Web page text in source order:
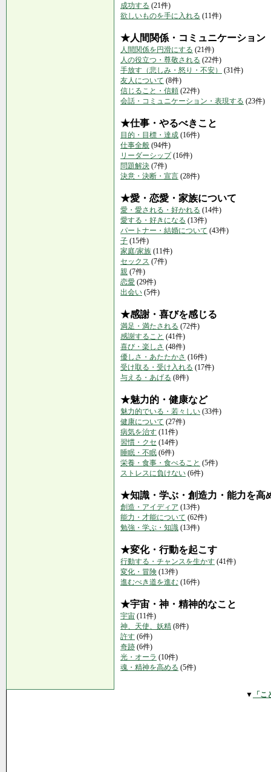
成功する (21件)
欲しいものを手に入れる (11件)
★人間関係・コミュニケーション
人間関係を円滑にする (21件)
人の役立つ・尊敬される (22件)
手放す（悲しみ・怒り・不安）
(31件)
友人について (8件)
信じること・信頼 (22件)
会話・コミュニケーション・表現する (23件)
★仕事・やるべきこと
目的・目標・達成 (16件)
仕事全般 (94件)
リーダーシップ(16件)
問題解決 (7件)
決意・決断・宣言 (28件)
★愛・恋愛・家族について
愛・愛される・好かれる (14件)
愛する・好きになる (13件)
パートナー・結婚について (43件)
子 (15件)
家庭/家族 (11件)
セックス (7件)
親 (7件)
恋愛 (29件)
出会い (5件)
★感謝・喜びを感じる
満足・満たされる (72件)
感謝すること (41件)
喜び・楽しさ (48件)
優しさ・あたたかさ (16件)
受け取る・受け入れる (17件)
与える・あげる (8件)
★魅力的・健康など
魅力的でいる・若々しい (33件)
健康について (27件)
病気を治す (11件)
習慣・クセ (14件)
睡眠・不眠 (6件)
栄養・食事・食べること (5件)
ストレスに負けない (6件)
★知識・学ぶ・創造力・能力を高
創造・アイディア (13件)
能力・才能について (62件)
勉強・学ぶ・知識 (13件)
★変化・行動を起こす
行動する・チャンスを生かす (41件)
変化・冒険 (13件)
進むべき道を進む (16件)
★宇宙・神・精神的なこと
宇宙 (11件)
神、天使、妖精 (8件)
許す (6件)
奇跡 (6件)
光・オーラ (10件)
魂・精神を高める (5件)
▼ 「